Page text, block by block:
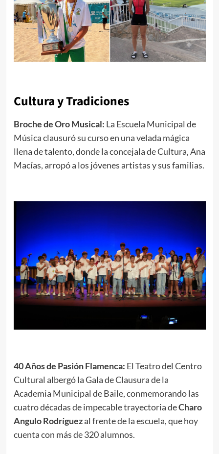
Cultura y Tradiciones
Broche de Oro Musical: La Escuela Municipal de
Música clausuró su curso en una velada mágica
llena de talento, donde la concejala de Cultura, Ana
Macías, arropó a los jóvenes artistas y sus familias.
40 Años de Pasión Flamenca: El Teatro del Centro
Cultural albergó la Gala de Clausura de la
Academia Municipal de Baile, conmemorando las
cuatro décadas de impecable trayectoria deCharo
Angulo Rodríguezal frente de la escuela, que hoy
cuenta con más de 320 alumnos.